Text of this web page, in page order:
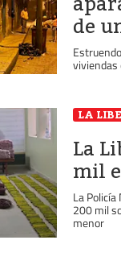
de
viviendas
LA
La
mil
La
200 mil
menor